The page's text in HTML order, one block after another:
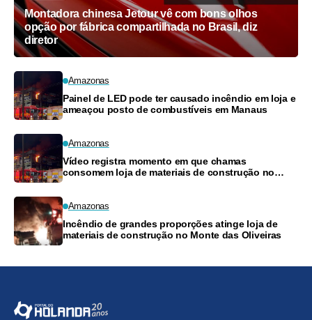
Montadora chinesa Jetour vê com bons olhos
opção por fábrica compartilhada no Brasil, diz
diretor
Amazonas
Painel de LED pode ter causado incêndio em loja e
ameaçou posto de combustíveis em Manaus
Amazonas
Vídeo registra momento em que chamas
consomem loja de materiais de construção no
Amazonas
Incêndio de grandes proporções atinge loja de
materiais de construção no Monte das Oliveiras